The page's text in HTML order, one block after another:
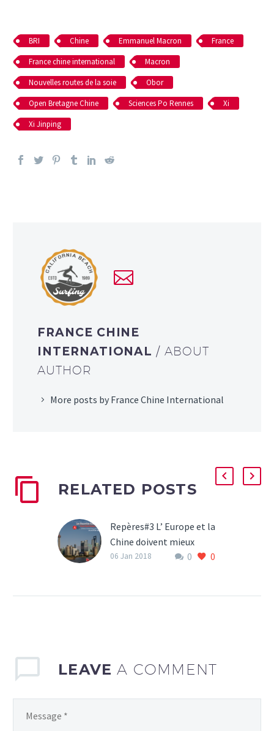
BRI Chine Emmanuel Macron
France
France chine international
Macron
Nouvelles routes de la soie
Obor
Open Bretagne Chine
Sciences Po Rennes
Xi
Xi Jinping
FRANCE CHINE
INTERNATIONAL/ ABOUT
AUTHOR
More posts by France Chine International
RELATED POSTS
Repères#3 L’ Europe et la
Chine doivent mieux
apprendre à se connaître
0 0
06 Jan 2018
LEAVEA COMMENT